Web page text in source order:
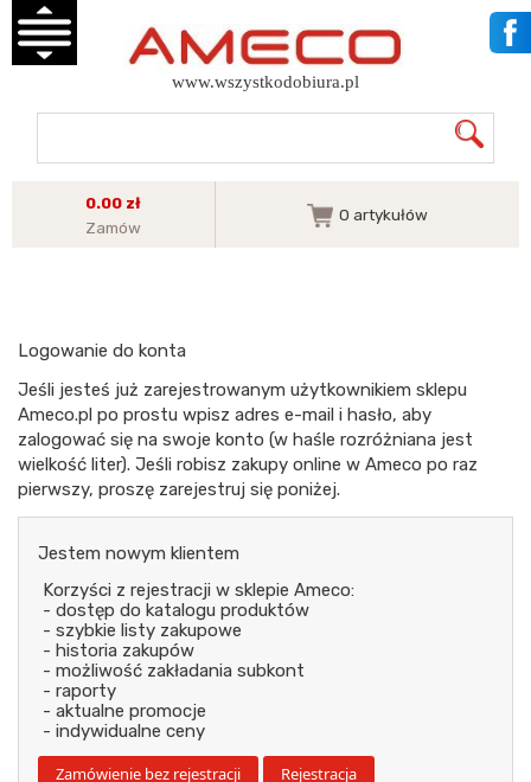
www.wszystkodobiura.pl
0.00 zł
Zamów
0 artykułów
Logowanie do konta
Jeśli jesteś już zarejestrowanym użytkownikiem sklepu
Ameco.pl po prostu wpisz adres e-mail i hasło, aby
zalogować się na swoje konto (w haśle rozróżniana jest
wielkość liter). Jeśli robisz zakupy online w Ameco po raz
pierwszy, proszę zarejestruj się poniżej.
Jestem nowym klientem
Korzyści z rejestracji w sklepie Ameco:
- dostęp do katalogu produktów
- szybkie listy zakupowe
- historia zakupów
- możliwość zakładania subkont
- raporty
- aktualne promocje
- indywidualne ceny